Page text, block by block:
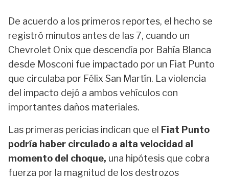
De acuerdo a los primeros reportes, el hecho se
registró minutos antes de las 7, cuando un
Chevrolet Onix que descendía por Bahía Blanca
desde Mosconi fue impactado por un Fiat Punto
que circulaba por Félix San Martín. La violencia
del impacto dejó a ambos vehículos con
importantes daños materiales.
Las primeras pericias indican que el Fiat Punto
podría haber circulado a alta velocidad al
momento del choque, una hipótesis que cobra
fuerza por la magnitud de los destrozos